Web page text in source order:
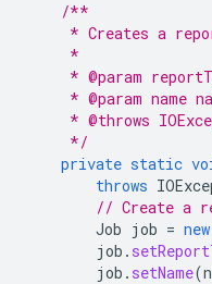
/**
* Creates a
     *
* @param
* @param name
* @throws
     */
private static
throws
// Create a
Job job = new
job .
job . setName(